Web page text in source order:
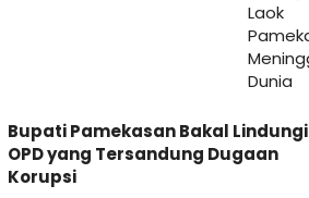
Bupati Pamekasan Bakal Lindungi
OPD yang Tersandung Dugaan
Korupsi